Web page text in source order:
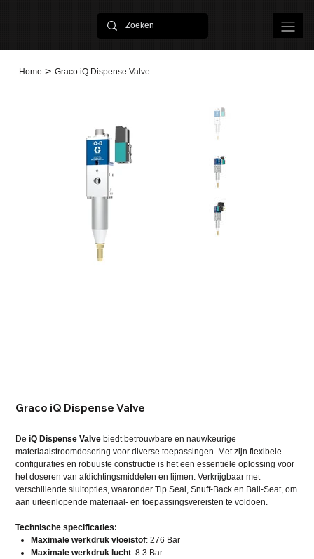
Home > Graco iQ Dispense Valve
Graco iQ Dispense Valve
DeiQ Dispense Valve biedt betrouwbare en nauwkeurige
materiaalstroomdosering voor diverse toepassingen. Met zijn flexibele
configuraties en robuuste constructie is het een essentiële oplossing voor
het doseren van afdichtingsmiddelen en lijmen. Verkrijgbaar met
verschillende sluitopties, waaronder Tip Seal, Snuff-Back en Ball-Seat, om
aan uiteenlopende materiaal- en toepassingsvereisten te voldoen.
Technische specificaties:
Maximale werkdruk vloeistof: 276 Bar
Maximale werkdruk lucht: 8.3 Bar